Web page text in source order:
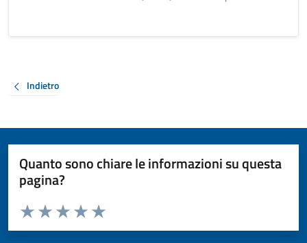
Indietro
Quanto sono chiare le informazioni su questa
pagina?
Valuta da 1 a 5 stelle la pagina
Valuta 5 stelle su 5
Valuta 4 stelle su 5
Valuta 3 stelle su 5
Valuta 2 stelle su 5
Valuta 1 stelle su 5